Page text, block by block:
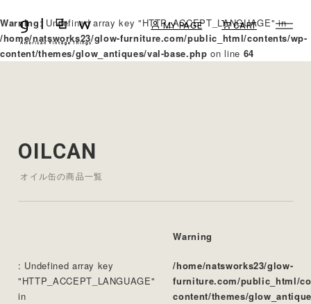
Warning: Undefined array key "HTTP_ACCEPT_LANGUAGE" in
/home/natsworks23/glow-furniture.com/public_html/contents/wp-
content/themes/glow_antiques/val-base.php on line 64
MY PAGE CART
OILCAN
オイル缶の商品一覧
Warning
: Undefined array key
"HTTP_ACCEPT_LANGUAGE"
in
/home/natsworks23/glow-
furniture.com/public_html/
content/themes/